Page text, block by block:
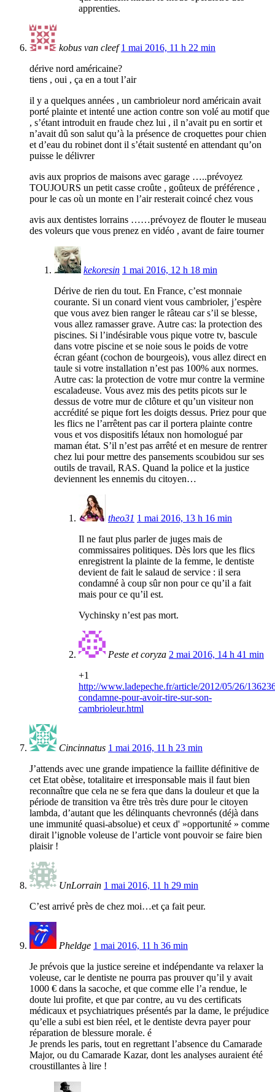
apprenties.
kobus van cleef 1 mai 2016, 11 h 22 min
dérive nord américaine?
tiens , oui , ça en a tout l’air
il y a quelques années , un cambrioleur nord américain avait
porté plainte et intenté une action contre son volé au motif que
, s’étant introduit en fraude chez lui , il n’avait pu en sortir et
n’avait dû son salut qu’à la présence de croquettes pour chien
et d’eau du robinet dont il s’était sustenté en attendant qu’on
puisse le délivrer
avis aux proprios de maisons avec garage …..prévoyez
TOUJOURS un petit casse croûte , goûteux de préférence ,
pour le cas où un monte en l’air resterait coincé chez vous
avis aux dentistes lorrains ……prévoyez de flouter le museau
des voleurs que vous prenez en vidéo , avant de faire tourner
kekoresin 1 mai 2016, 12 h 18 min
Dérive de rien du tout. En France, c’est monnaie
courante. Si un conard vient vous cambrioler, j’espère
que vous avez bien ranger le râteau car s’il se blesse,
vous allez ramasser grave. Autre cas: la protection des
piscines. Si l’indésirable vous pique votre tv, bascule
dans votre piscine et se noie sous le poids de votre
écran géant (cochon de bourgeois), vous allez direct en
taule si votre installation n’est pas 100% aux normes.
Autre cas: la protection de votre mur contre la vermine
escaladeuse. Vous avez mis des petits picots sur le
dessus de votre mur de clôture et qu’un visiteur non
accrédité se pique fort les doigts dessus. Priez pour que
les flics ne l’arrêtent pas car il portera plainte contre
vous et vos dispositifs létaux non homologué par
maman état. S’il n’est pas arrêté et en mesure de rentrer
chez lui pour mettre des pansements scoubidou sur ses
outils de travail, RAS. Quand la police et la justice
deviennent les ennemis du citoyen…
theo31 1 mai 2016, 13 h 16 min
Il ne faut plus parler de juges mais de
commissaires politiques. Dès lors que les flics
enregistrent la plainte de la femme, le dentiste
devient de fait le salaud de service : il sera
condamné à coup sûr non pour ce qu’il a fait
mais pour ce qu’il est.
Vychinsky n’est pas mort.
Peste et coryza 2 mai 2016, 14 h 41 min
+1
http://www.ladepeche.fr/article/2012/05/26/
condamne-pour-avoir-tire-sur-son-
cambrioleur.html
Cincinnatus 1 mai 2016, 11 h 23 min
J’attends avec une grande impatience la faillite définitive de
cet Etat obèse, totalitaire et irresponsable mais il faut bien
reconnaître que cela ne se fera que dans la douleur et que la
période de transition va être très très dure pour le citoyen
lambda, d’autant que les délinquants chevronnés (déjà dans
une immunité quasi-absolue) et ceux d' »opportunité » comme
dirait l’ignoble voleuse de l’article vont pouvoir se faire bien
plaisir !
UnLorrain 1 mai 2016, 11 h 29 min
C’est arrivé près de chez moi…et ça fait peur.
Pheldge 1 mai 2016, 11 h 36 min
Je prévois que la justice sereine et indépendante va relaxer la
voleuse, car le dentiste ne pourra pas prouver qu’il y avait
1000 € dans la sacoche, et que comme elle l’a rendue, le
doute lui profite, et que par contre, au vu des certificats
médicaux et psychiatriques présentés par la dame, le préjudice
qu’elle a subi est bien réel, et le dentiste devra payer pour
réparation de blessure morale. é
Je prends les paris, tout en regrettant l’absence du Camarade
Major, ou du Camarade Kazar, dont les analyses auraient été
croustillantes à lire !